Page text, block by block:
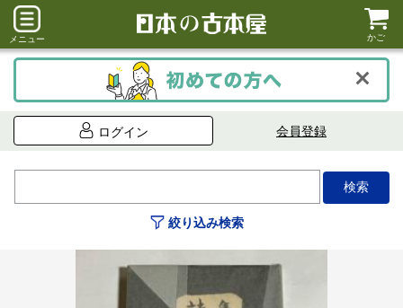
メニュー かご
ログイン 会員登録
絞り込み検索